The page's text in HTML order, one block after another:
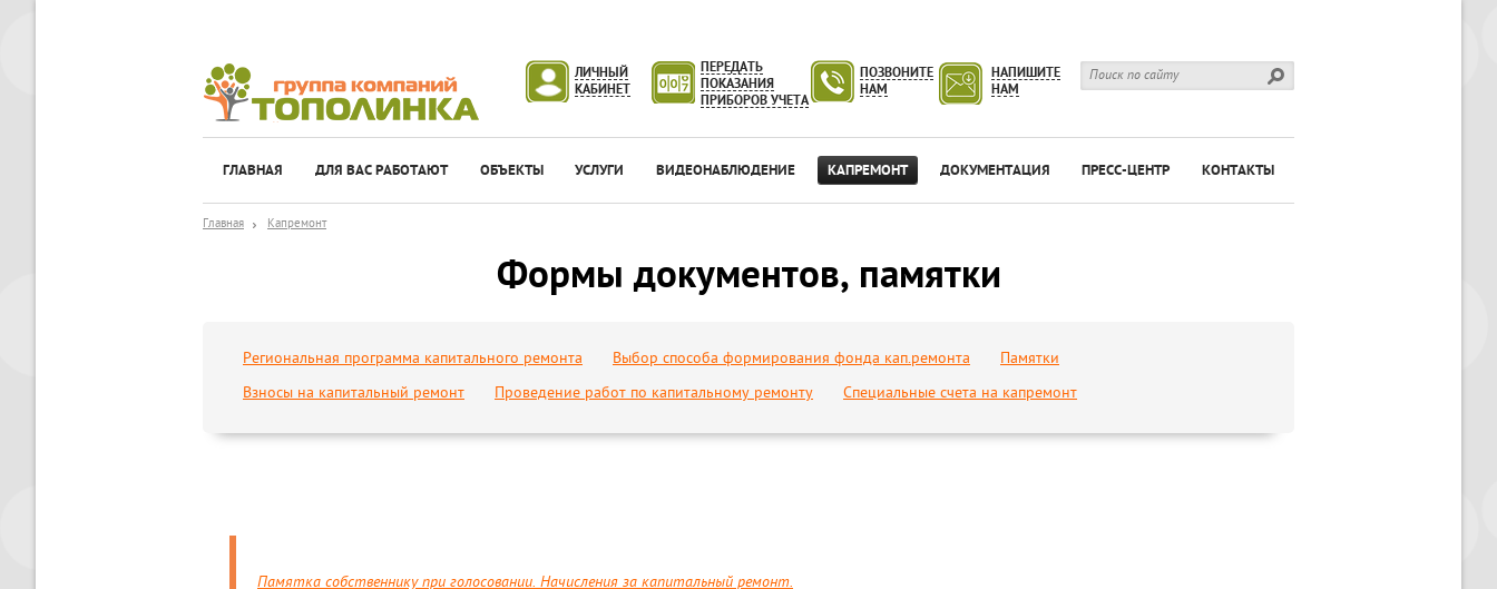
ЛИЧНЫЙ
КАБИНЕТ
ПОЗВОНИТЕ
НАМ
ПЕРЕДАТЬ
ПОКАЗАНИЯ
ПРИБОРОВ УЧЕТА
НАПИШИТЕ
НАМ
ГЛАВНАЯ ДЛЯ ВАС РАБОТАЮТ ОБЪЕКТЫ УСЛУГИ ВИДЕОНАБЛЮДЕНИЕ КАПРЕМОНТ ДОКУМЕНТАЦИЯ ПРЕСС-ЦЕНТР КОНТАКТЫ
Главная Капремонт
Формы документов, памятки
Региональная программа капитального ремонта Выбор способа формирования фонда кап.ремонта
Памятки
Взносы на капитальный ремонт
Проведение работ по капитальному ремонту Специальные счета на капремонт
Памятка собственнику при голосовании. Начисления за капитальный ремонт.